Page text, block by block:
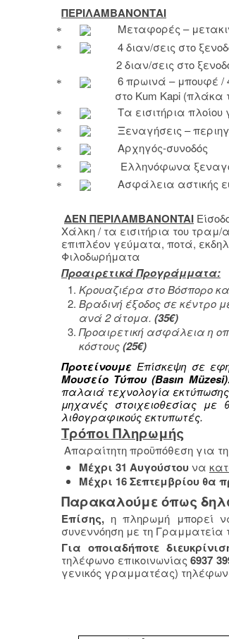
ΠΕΡΙΛΑΜΒΑΝΟΝΤΑΙ
Μεταφορές –
4 διαν/σεις στο
2 διαν/σεις στο
6 πρωινά – μπουφέ /
στo Kum Kapi(πλάκα
Τα εισιτήρια
Ξεναγήσεις –
Αρχηγός-συνοδός
Ελληνόφωνα
Ασφάλεια αστικής
ΔΕΝ ΠΕΡΙΛΑΜΒΑΝONTAI
Χάλκη / τα εισιτήρια του
επιπλέον γεύματα, ποτά,
Φιλοδωρήματα
Προαιρετικά Προγράμματα:
Κρουαζιέρα στο Βόσπορο
Βραδινή έξοδος σε κέντρο
ανά 2 άτομα. (35€)
Προαιρετική ασφάλεια η
κόστους(25€)
ΠροτείνουμεΕπίσκεψη σε
Μουσείο Τύπου (Basın
παλαιά τεχνολογία
μηχανές στοιχειοθεσίας
λιθογραφικούς εκτυπωτές.
Τρόποι Πληρωμής
Απαραίτητη προϋπόθεση για
Μέχρι 31 Αυγούστουνα
Μέχρι 16 Σεπτεμβρίου θα
Παρακαλούμε όπως
Επίσης, η πληρωμή μπορεί
συνεννόηση με τη Γραμματεία
Για οποιαδήποτε
τηλέφωνο επικοινωνίας6937
γενικός γραμματέας)